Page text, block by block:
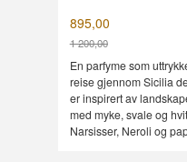
895,00
1 200,00
Rabatt
En parfyme som
reise gjennom Sicilia
er inspirert av
med myke, svale og
Narsisser, Neroli og